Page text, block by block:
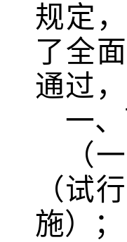
规定，
了全
通过
一、
（
（试
施）
；